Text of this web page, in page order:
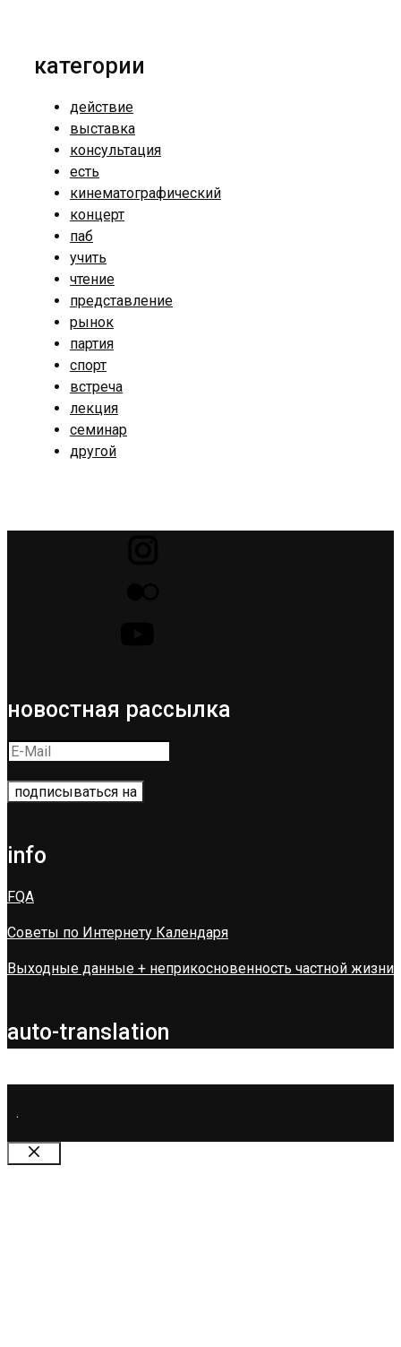
категории
действие
выставка
консультация
есть
кинематографический
концерт
паб
учить
чтение
представление
рынок
партия
спорт
встреча
лекция
семинар
другой
новостная рассылка
info
FQA
Советы по Интернету Календаря
Выходные данные + неприкосновенность частной жизни
auto-translation
.
Закрыть